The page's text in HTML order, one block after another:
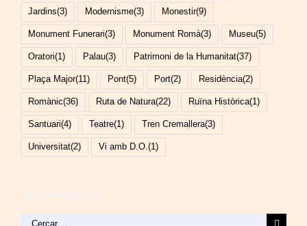
Jardins(3) Modernisme(3) Monestir(9)
Monument Funerari(3) Monument Romà(3) Museu(5)
Oratori(1) Palau(3) Patrimoni de la Humanitat(37)
Plaça Major(11) Pont(5) Port(2) Residència(2)
Romànic(36) Ruta de Natura(22) Ruïna Històrica(1)
Santuari(4) Teatre(1) Tren Cremallera(3)
Universitat(2) Vi amb D.O. (1)
Cerca